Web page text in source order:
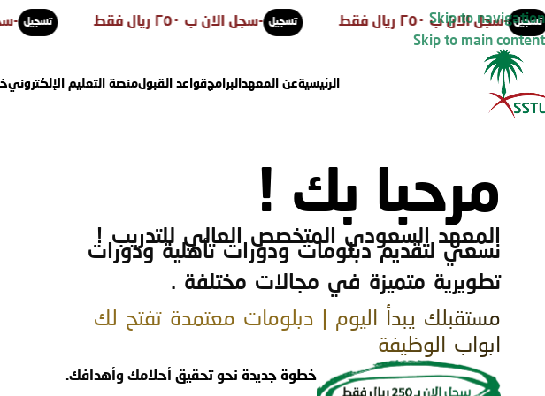
Skip to navigation
Skip to main content
سجل الان ب ٢٥٠ ريال تسجيل سجل الان ب ٢٥٠ ريال فقط تسجيل ب ٢٥٠ ريال فقط
الرئيسيةعن المعهد البرامجقواعد القبولمنصة التعليم الإلكتروني
مرحبا بك !
المعهد السعودي المتخصص العالي للتدريب !
نسعي لتقديم دبلومات ودورات تأهلية ودورات
تطويرية متميزة في مجالات مختلفة .
مستقبلك يبدأ اليوم | دبلومات معتمدة تفتح لك
ابواب الوظيفة
خطوة جديدة نحو تحقيق أحلامك وأهدافك.